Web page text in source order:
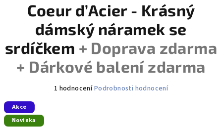
košík
Coeur d’Acier - Krásný
dámský náramek se
srdíčkem + Doprava zdarma
+ Dárkové balení zdarma
Průměrné
1 hodnoceníPodrobnosti hodnocení
Akce
Novinka